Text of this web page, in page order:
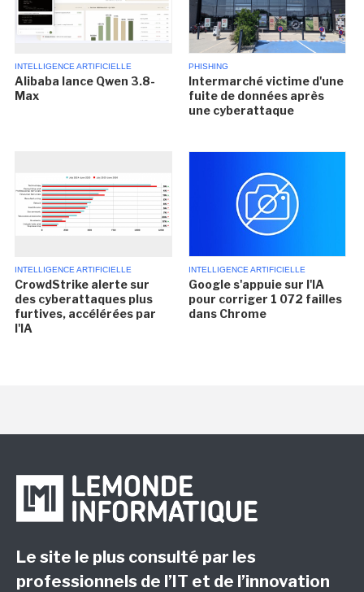
INTELLIGENCE ARTIFICIELLE
Alibaba lance Qwen 3.8-
Max
PHISHING
Intermarché victime d'une
fuite de données après
une cyberattaque
INTELLIGENCE ARTIFICIELLE
CrowdStrike alerte sur
des cyberattaques plus
furtives, accélérées par
l'IA
INTELLIGENCE ARTIFICIELLE
Google s'appuie sur l'IA
pour corriger 1 072 failles
dans Chrome
Le site le plus consulté par les
professionnels de l’IT et de l’innovation